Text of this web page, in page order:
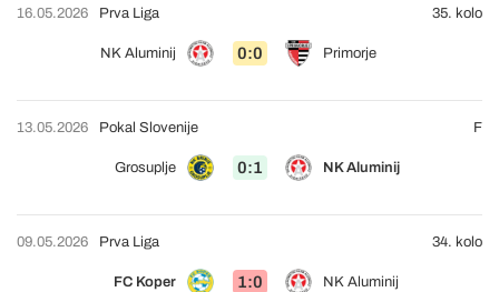
16.05.2026
NK Aluminij 0:0 Primorje
Prva Liga 35. kolo
13.05.2026
Grosuplje 0:1 NK Aluminij
Pokal Slovenije F
09.05.2026
FC Koper 1:0 NK Aluminij
Prva Liga 34. kolo